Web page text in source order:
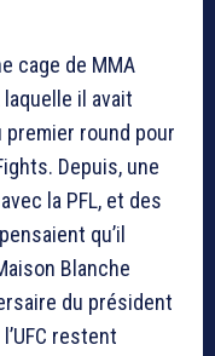
cage de MMA
il avait
premier round pour
Depuis, une
la PFL, et des
qu’il
Blanche
du président
restent